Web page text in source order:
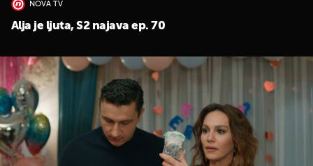
NOVA TV
Alja je ljuta, S2 najava ep. 70